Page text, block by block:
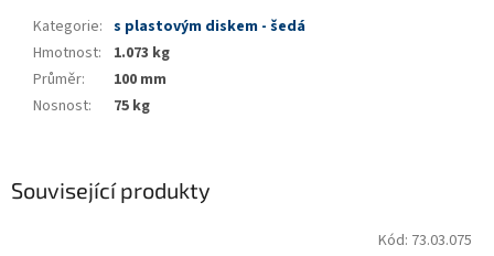
Související produkty
Kód: 73.03.075
Kategorie: s plastovým diskem - šedá
Hmotnost:
1.073 kg
Průměr:
100 mm
Nosnost: 75 kg